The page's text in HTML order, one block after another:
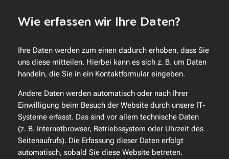
Wie erfassen wir Ihre Daten?
Ihre Daten werden zum einen dadurch erhoben, dass Sie
uns diese mitteilen. Hierbei kann es sich z. B. um Daten
handeln, die Sie in ein Kontaktformular eingeben.
Andere Daten werden automatisch oder nach Ihrer
Einwilligung beim Besuch der Website durch unsere IT-
Systeme erfasst. Das sind vor allem technische Daten
(z. B. Internetbrowser, Betriebssystem oder Uhrzeit des
Seitenaufrufs). Die Erfassung dieser Daten erfolgt
automatisch, sobald Sie diese Website betreten.